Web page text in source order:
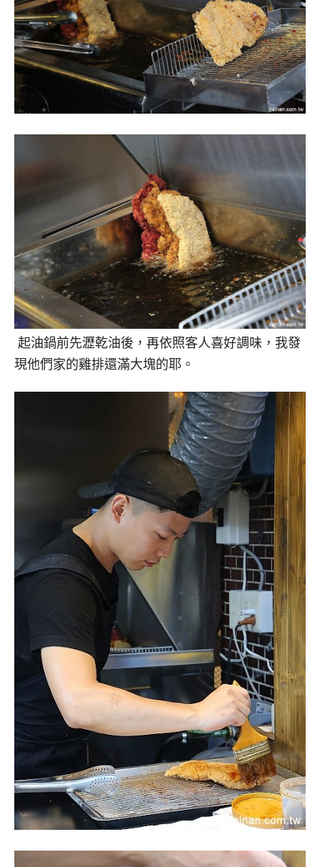
起油鍋前先瀝乾油後，再依照客人喜好調味，我發
現他們家的雞排還滿大塊的耶。